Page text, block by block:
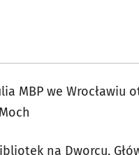
MBP we Wrocławiu
na Dworcu,